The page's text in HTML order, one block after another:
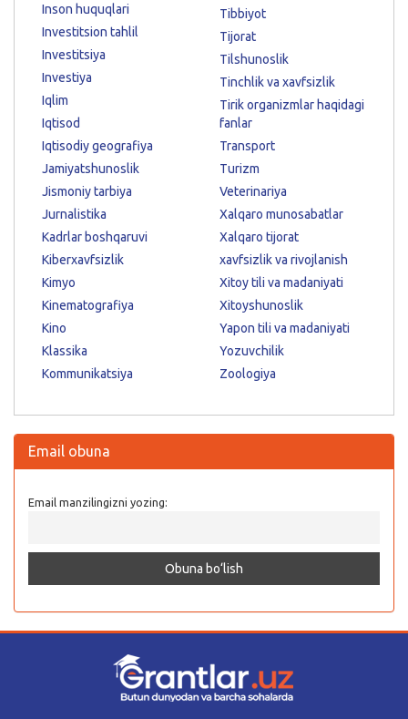
Inson huquqlari
Investitsion tahlil
Investitsiya
Investiya
Iqlim
Iqtisod
Iqtisodiy geografiya
Jamiyatshunoslik
Jismoniy tarbiya
Jurnalistika
Kadrlar boshqaruvi
Kiberxavfsizlik
Kimyo
Kinematografiya
Kino
Klassika
Kommunikatsiya
Tibbiyot
Tijorat
Tilshunoslik
Tinchlik va xavfsizlik
Tirik organizmlar haqidagi
fanlar
Transport
Turizm
Veterinariya
Xalqaro munosabatlar
Xalqaro tijorat
xavfsizlik va rivojlanish
Xitoy tili va madaniyati
Xitoyshunoslik
Yapon tili va madaniyati
Yozuvchilik
Zoologiya
Email obuna
Email manzilingizni yozing: